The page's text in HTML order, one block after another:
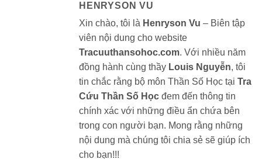
HENRYSON VU
Xin chào, tôi là Henryson Vu – Biên tập
viên nội dung cho website
Tracuuthansohoc.com. Với nhiều năm
đồng hành cùng thầy Louis Nguyễn, tôi
tin chắc rằng bộ môn Thần Số Học tại Tra
Cứu Thần Số Học đem đến thông tin
chính xác với những điều ẩn chứa bên
trong con người bạn. Mong rằng những
nội dung mà chúng tôi chia sẻ sẽ giúp ích
cho bạn!!!